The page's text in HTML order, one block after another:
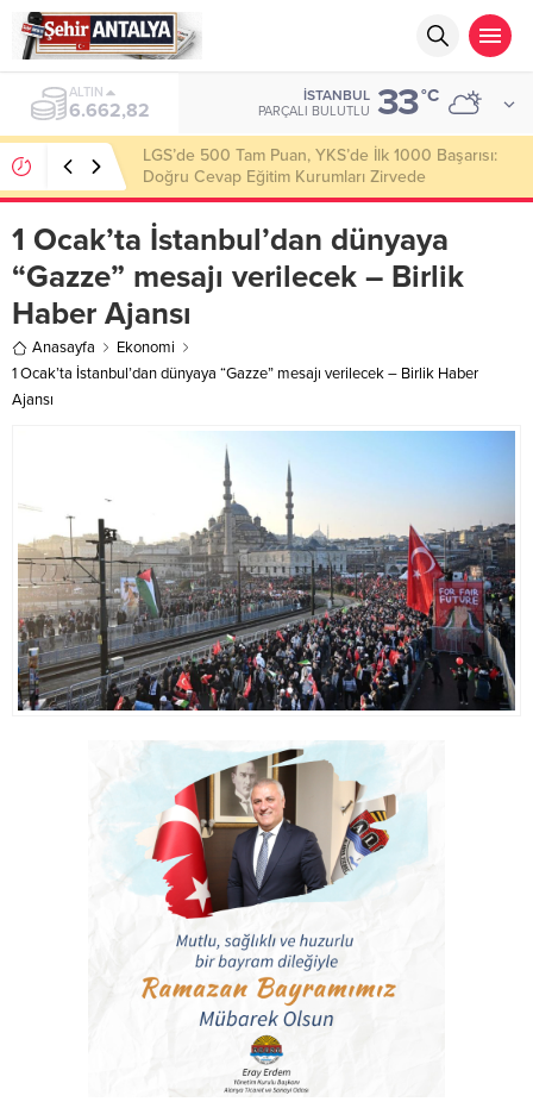
ALTIN
6.662,82
İSTANBUL
PARÇALI BULUTLU 33°C
LGS’de 500 Tam Puan, YKS’de İlk 1000 Başarısı:
Doğru Cevap Eğitim Kurumları Zirvede
1 Ocak’ta İstanbul’dan dünyaya
“Gazze” mesajı verilecek – Birlik
Haber Ajansı
Anasayfa
Ekonomi
1 Ocak’ta İstanbul’dan dünyaya “Gazze” mesajı verilecek – Birlik Haber
Ajansı